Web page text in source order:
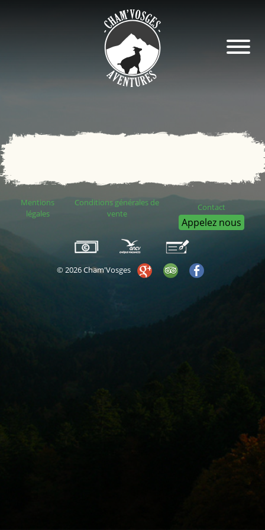
Mentions
légales
Conditions générales de
vente
Contact
Appelez nous
© 2026 Cham'Vosges